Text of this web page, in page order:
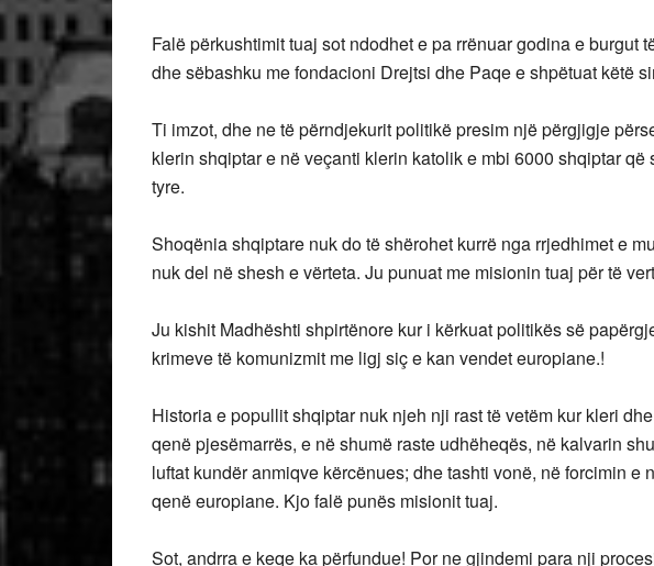
Falë përkushtimit tuaj sot ndodhet e pa rrënuar godina e burgut
dhe sëbashku me fondacioni Drejtsi dhe Paqe e shpëtuat këtë
Ti imzot, dhe ne të përndjekurit politikë presim një përgjigje
klerin shqiptar e në veçanti klerin katolik e mbi 6000 shqiptar që
tyre.
Shoqënia shqiptare nuk do të shërohet kurrë nga rrjedhimet e
nuk del në shesh e vërteta. Ju punuat me misionin tuaj për të
Ju kishit Madhështi shpirtënore kur i kërkuat politikës së
krimeve të komunizmit me ligj siç e kan vendet europiane.!
Historia e popullit shqiptar nuk njeh nji rast të vetëm kur kleri
qenë pjesëmarrës, e në shumë raste udhëheqës, në kalvarin
luftat kundër anmiqve kërcënues; dhe tashti vonë, në forcimin e
qenë europiane. Kjo falë punës misionit tuaj.
Sot, andrra e keqe ka përfundue! Por ne gjindemi para nji